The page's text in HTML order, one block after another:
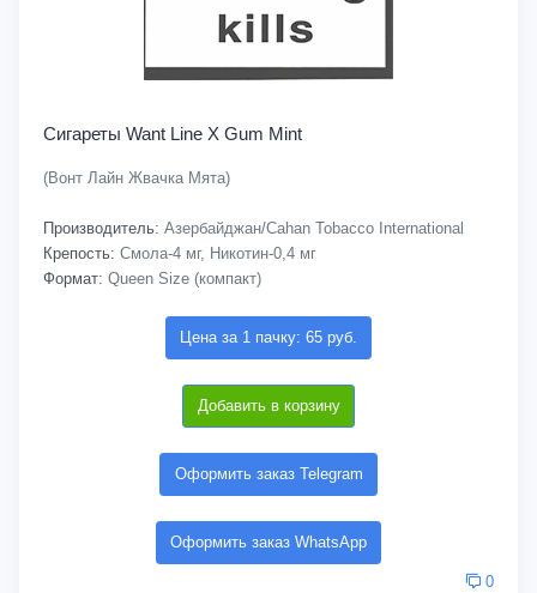
Сигареты Want Line X Gum Mint
(Вонт Лайн Жвачка Мята)
Производитель: Азербайджан/Cahan Tobacco International
Крепость: Смола-4 мг, Никотин-0,4 мг
Формат: Queen Size (компакт)
Цена за 1 пачку: 65 руб.
Добавить в корзину
Оформить заказ Telegram
Оформить заказ WhatsApp
0